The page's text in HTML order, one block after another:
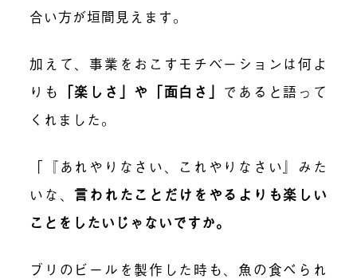
合い方が垣間見えます。
加えて、事業をおこすモチベーションは何よ
りも 「楽しさ」や「面白さ」 であると語って
くれました。
「『あれやりなさい、これやりなさい』みた
いな、 言われたことだけをやるよりも楽しい
ことをしたいじゃないですか。
ブリのビールを製作した時も、魚の食べられ